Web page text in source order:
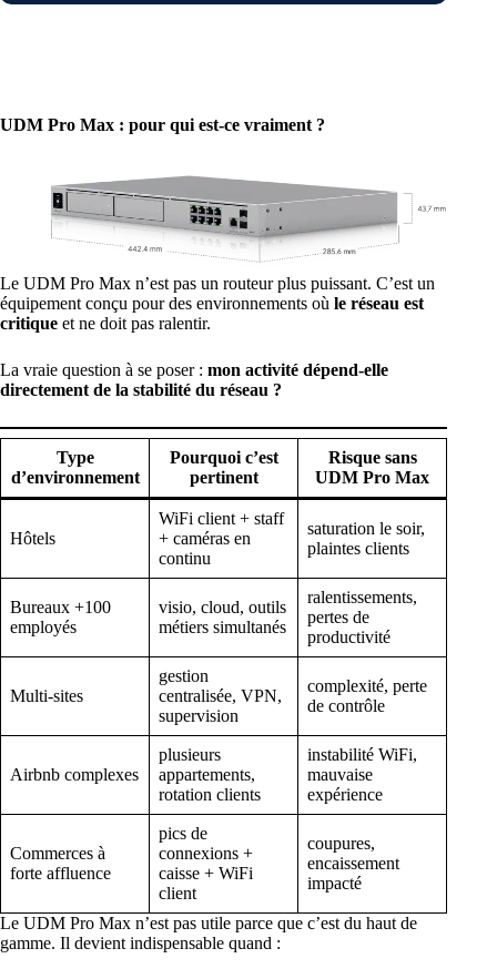
UDM Pro Max : pour qui est-ce vraiment ?
Le UDM Pro Max n’est pas un routeur plus puissant. C’est un
équipement conçu pour des environnements où le réseau est
critique et ne doit pas ralentir.
La vraie question à se poser : mon activité dépend-elle
directement de la stabilité du réseau ?
Type
d’environnement
Pourquoi c’est
pertinent
Risque sans
UDM Pro Max
Hôtels
WiFi client + staff
+ caméras en
continu
saturation le soir,
plaintes clients
Bureaux +100
employés
visio, cloud, outils
métiers simultanés
ralentissements,
pertes de
productivité
Multi-sites
gestion
centralisée, VPN,
supervision
complexité, perte
de contrôle
Airbnb complexes
plusieurs
appartements,
rotation clients
instabilité WiFi,
mauvaise
expérience
Commerces à
forte affluence
pics de
connexions +
caisse + WiFi
client
coupures,
encaissement
impacté
Le UDM Pro Max n’est pas utile parce que c’est du haut de
gamme. Il devient indispensable quand :